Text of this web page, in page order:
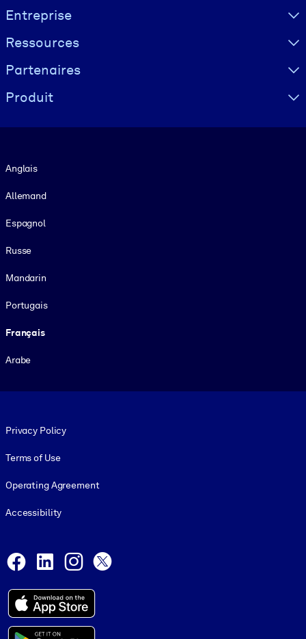
Visually hidden Text
Entreprise
Ressources
Partenaires
Produit
Anglais
Allemand
Espagnol
Russe
Mandarin
Portugais
Français
Arabe
Privacy Policy
Terms of Use
Operating Agreement
Accessibility
Facebook
LinkedInInstagram